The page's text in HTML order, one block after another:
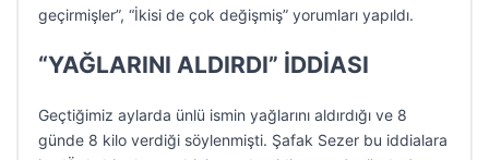
geçirmişler”, “İkisi de çok değişmiş” yorumları yapıldı.
“YAĞLARINI ALDIRDI” İDDİASI
Geçtiğimiz aylarda ünlü ismin yağlarını aldırdığı ve 8
günde 8 kilo verdiği söylenmişti. Şafak Sezer bu iddialara